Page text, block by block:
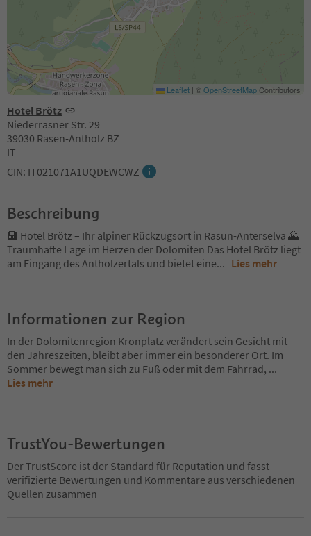
Hotel Brötz
Niederrasner Str. 29
39030 Rasen-Antholz BZ
IT
CIN: IT021071A1UQDEWCWZ
Leaflet | ©OpenStreetMapContributors
Beschreibung
🏨 Hotel Brötz – Ihr alpiner Rückzugsort in Rasun-Anterselva 🌄
Traumhafte Lage im Herzen der Dolomiten Das Hotel Brötz liegt
am Eingang des Antholzertals und bietet eine... Lies mehr
Informationen zur Region
In der Dolomitenregion Kronplatz verändert sein Gesicht mit
den Jahreszeiten, bleibt aber immer ein besonderer Ort. Im
Sommer bewegt man sich zu Fuß oder mit dem Fahrrad, ...
Lies mehr
TrustYou-Bewertungen
Der TrustScore ist der Standard für Reputation und fasst
verifizierte Bewertungen und Kommentare aus verschiedenen
Quellen zusammen